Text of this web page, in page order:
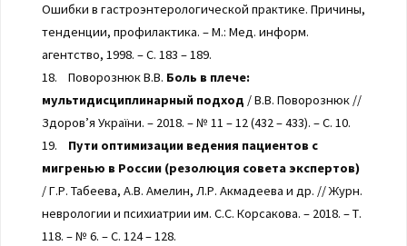
Ошибки в гастроэнтерологической практике. Причины,
тенденции, профилактика. – М.: Мед. информ.
агентство, 1998. – С. 183 – 189.
18. Поворознюк В.В. Боль в плече:
мультидисциплинарный подход / В.В. Поворознюк //
Здоров’я України. – 2018. – № 11 – 12 (432 – 433). – С. 10.
19. Пути оптимизации ведения пациентов с
мигренью в России (резолюция совета экспертов)
/ Г.Р. Табеева, А.В. Амелин, Л.Р. Акмадеева и др. // Журн.
неврологии и психиатрии им. С.С. Корсакова. – 2018. – Т.
118. – № 6. – С. 124 – 128.